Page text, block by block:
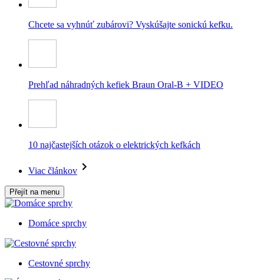
Chcete sa vyhnúť zubárovi? Vyskúšajte sonickú kefku.
Prehľad náhradných kefiek Braun Oral-B + VIDEO
10 najčastejších otázok o elektrických kefkách
Viac článkov
Přejít na menu
Domáce sprchy
Cestovné sprchy